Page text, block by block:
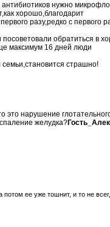
антибиотиков нужно
хорошо,благодарит
разу,редко с первого
посоветовали обратиться в
максимум 16 дней люди
семьи,становится страшно!
это нарушение
желудка?
потом ее уже тошнит, и то не